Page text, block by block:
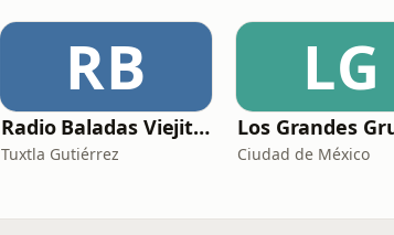
RB
Radio Baladas Viejitas Románticas
Tuxtla Gutiérrez
LG
Ciudad de México